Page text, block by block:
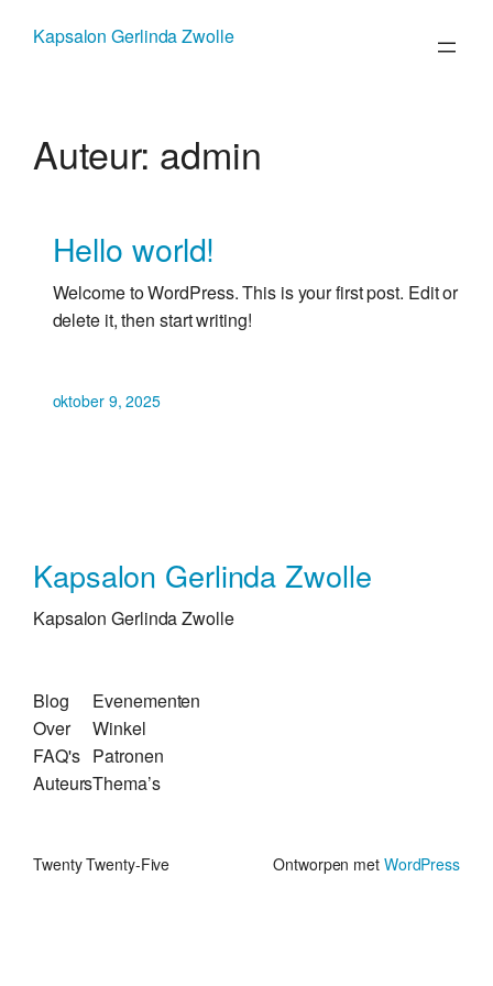
Kapsalon Gerlinda Zwolle
Auteur: admin
Hello world!
Welcome to WordPress. This is your first post. Edit or
delete it, then start writing!
oktober 9, 2025
Kapsalon Gerlinda Zwolle
Kapsalon Gerlinda Zwolle
Blog
Over
FAQ's
Auteurs
Evenementen
Winkel
Patronen
Thema’s
Twenty Twenty-Five Ontworpen met WordPress